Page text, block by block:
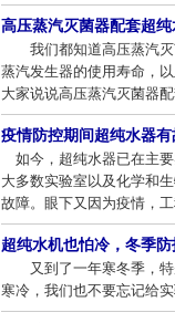
高压蒸汽灭菌器配套超
我们都知道高压蒸汽灭
蒸汽发生器的使用寿命，
大家说说高压蒸汽灭菌器
疫情防控期间超纯水器
如今，超纯水器已在主
大多数实验室以及化学和
故障。眼下又因为疫情，
超纯水机也怕冷，冬季
又到了一年寒冬季，特
寒冷，我们也不要忘记给